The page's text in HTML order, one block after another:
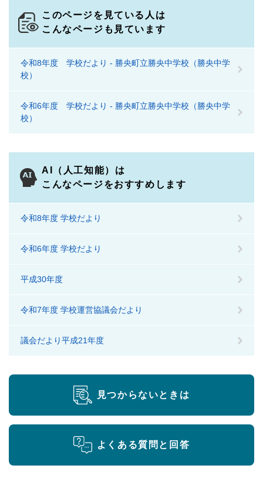
このページを見ている人は
こんなページも見ています
令和8年度 学校だより - 勝央町立勝央中学校（勝央中学
校）
令和6年度 学校だより - 勝央町立勝央中学校（勝央中学
校）
AI（人工知能）は
こんなページをおすすめします
令和8年度 学校だより
令和6年度 学校だより
平成30年度
令和7年度 学校運営協議会だより
議会だより平成21年度
見つからないときは
よくある質問と回答